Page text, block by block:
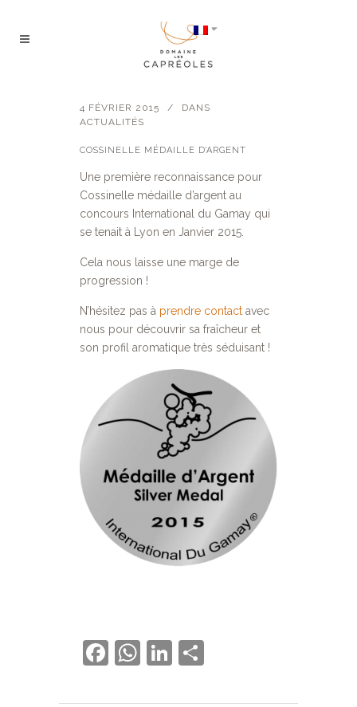
4 FÉVRIER 2015
DANS
ACTUALITÉS
COSSINELLE MÉDAILLE D’ARGENT
Une première reconnaissance pour
Cossinelle médaille d’argent au
concours International du Gamay qui
se tenait à Lyon en Janvier 2015.
Cela nous laisse une marge de
progression !
N’hésitez pas à prendre contact avec
nous pour découvrir sa fraîcheur et
son profil aromatique très séduisant !
Facebook
WhatsApp
LinkedIn